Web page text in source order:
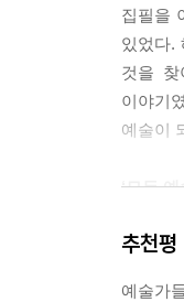
집필을
있었다.
것을
이야기
예술이
‘모든
데이비
추천평
예술가